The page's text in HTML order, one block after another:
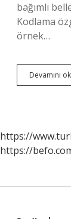
bağımlı
Kodlama
örnek…
Devamını
https://
https://